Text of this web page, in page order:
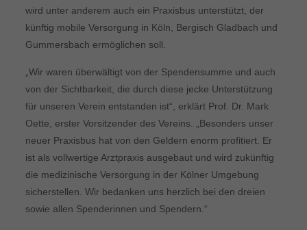
wird unter anderem auch ein Praxisbus unterstützt, der
künftig mobile Versorgung in Köln, Bergisch Gladbach und
Gummersbach ermöglichen soll.
„Wir waren überwältigt von der Spendensumme und auch
von der Sichtbarkeit, die durch diese jecke Unterstützung
für unseren Verein entstanden ist“, erklärt Prof. Dr. Mark
Oette, erster Vorsitzender des Vereins. „Besonders unser
neuer Praxisbus hat von den Geldern enorm profitiert. Er
ist als vollwertige Arztpraxis ausgebaut und wird zukünftig
die medizinische Versorgung in der Kölner Umgebung
sicherstellen. Wir bedanken uns herzlich bei den dreien
sowie allen Spenderinnen und Spendern.“